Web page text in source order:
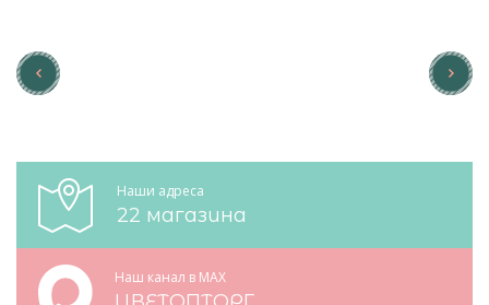
Наши адреса
22 магазина
Наш канал в MAX